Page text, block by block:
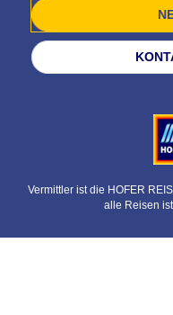
Vermittler ist die HOFER
alle Reisen